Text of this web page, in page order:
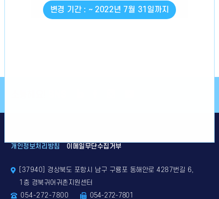
변경 기간 : ~ 2022년 7월 31일까지
로그인
개인정보처리방침 이메일무단수집거부
[37940] 경상북도 포항시 남구 구룡포 동해안로 4287번길 6,
1층 경북귀어귀촌지원센터
054-272-7800
054-272-7801